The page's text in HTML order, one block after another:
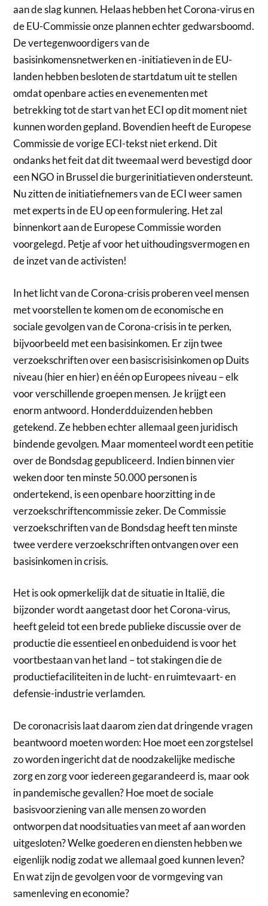
aan de slag kunnen. Helaas hebben het Corona-virus en
de EU-Commissie onze plannen echter gedwarsboomd.
De vertegenwoordigers van de
basisinkomensnetwerken en -initiatieven in de EU-
landen hebben besloten de startdatum uit te stellen
omdat openbare acties en evenementen met
betrekking tot de start van het ECI op dit moment niet
kunnen worden gepland. Bovendien heeft de Europese
Commissie de vorige ECI-tekst niet erkend. Dit
ondanks het feit dat dit tweemaal werd bevestigd door
een NGO in Brussel die burgerinitiatieven ondersteunt.
Nu zitten de initiatiefnemers van de ECI weer samen
met experts in de EU op een formulering. Het zal
binnenkort aan de Europese Commissie worden
voorgelegd. Petje af voor het uithoudingsvermogen en
de inzet van de activisten!
In het licht van de Corona-crisis proberen veel mensen
met voorstellen te komen om de economische en
sociale gevolgen van de Corona-crisis in te perken,
bijvoorbeeld met een basisinkomen. Er zijn twee
verzoekschriften over een basiscrisisinkomen op Duits
niveau (hier en hier) en één op Europees niveau – elk
voor verschillende groepen mensen. Je krijgt een
enorm antwoord. Honderdduizenden hebben
getekend. Ze hebben echter allemaal geen juridisch
bindende gevolgen. Maar momenteel wordt een petitie
over de Bondsdag gepubliceerd. Indien binnen vier
weken door ten minste 50.000 personen is
ondertekend, is een openbare hoorzitting in de
verzoekschriftencommissie zeker. De Commissie
verzoekschriften van de Bondsdag heeft ten minste
twee verdere verzoekschriften ontvangen over een
basisinkomen in crisis.
Het is ook opmerkelijk dat de situatie in Italië, die
bijzonder wordt aangetast door het Corona-virus,
heeft geleid tot een brede publieke discussie over de
productie die essentieel en onbeduidend is voor het
voortbestaan ​​van het land – tot stakingen die de
productiefaciliteiten in de lucht- en ruimtevaart- en
defensie-industrie verlamden.
De coronacrisis laat daarom zien dat dringende vragen
beantwoord moeten worden: Hoe moet een zorgstelsel
zo worden ingericht dat de noodzakelijke medische
zorg en zorg voor iedereen gegarandeerd is, maar ook
in pandemische gevallen? Hoe moet de sociale
basisvoorziening van alle mensen zo worden
ontworpen dat noodsituaties van meet af aan worden
uitgesloten? Welke goederen en diensten hebben we
eigenlijk nodig zodat we allemaal goed kunnen leven?
En wat zijn de gevolgen voor de vormgeving van
samenleving en economie?